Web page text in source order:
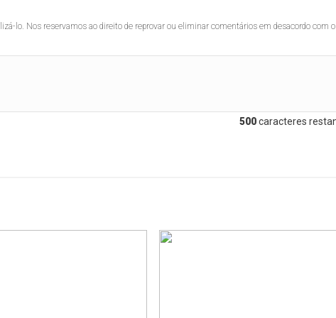
lo. Nos reservamos ao direito de reprovar ou eliminar comentários em desacordo com o
500caracteres